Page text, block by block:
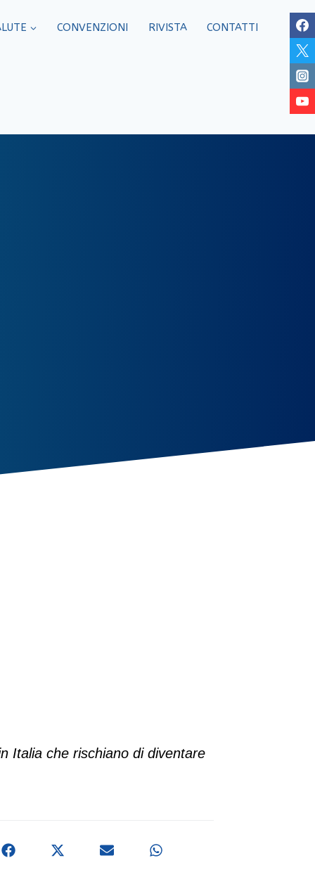
CONVENZIONI RIVISTA CONTATTI
Italia che rischiano di diventare